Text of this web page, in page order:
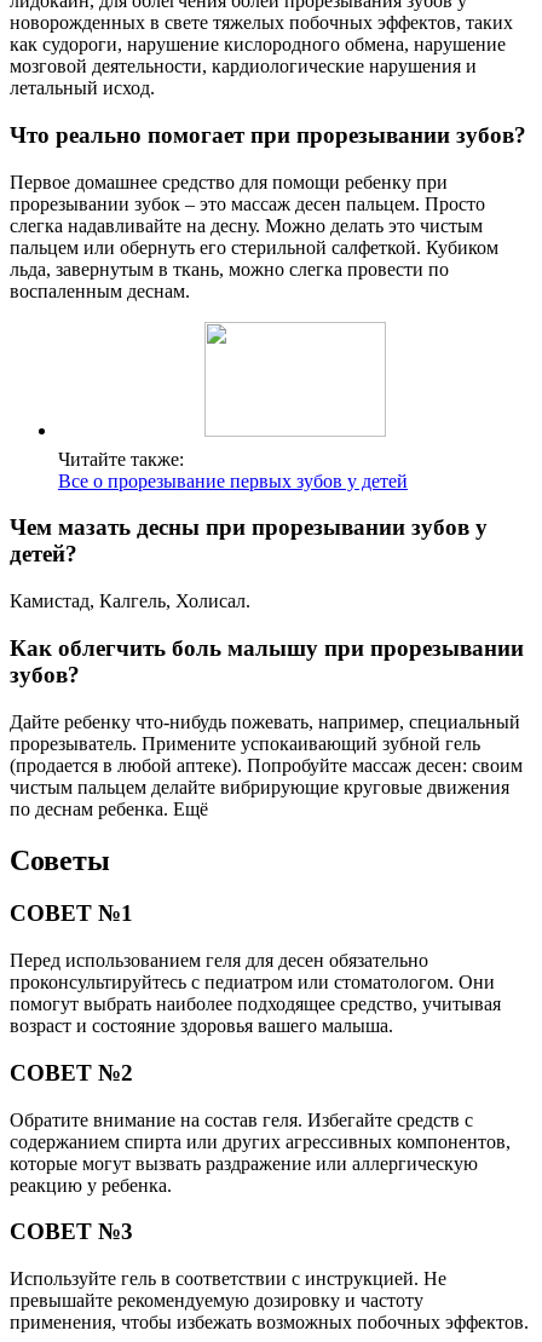
новорожденных в свете тяжелых побочных эффектов, таких
как судороги, нарушение кислородного обмена, нарушение
мозговой деятельности, кардиологические нарушения и
летальный исход.
Что реально помогает при прорезывании зубов?
Первое домашнее средство для помощи ребенку при
прорезывании зубок – это массаж десен пальцем. Просто
слегка надавливайте на десну. Можно делать это чистым
пальцем или обернуть его стерильной салфеткой. Кубиком
льда, завернутым в ткань, можно слегка провести по
воспаленным деснам.
Читайте также:
Все о прорезывание первых зубов у детей
Чем мазать десны при прорезывании зубов у
детей?
Камистад, Калгель, Холисал.
Как облегчить боль малышу при прорезывании
зубов?
Дайте ребенку что-нибудь пожевать, например, специальный
прорезыватель. Примените успокаивающий зубной гель
(продается в любой аптеке). Попробуйте массаж десен: своим
чистым пальцем делайте вибрирующие круговые движения
по деснам ребенка. Ещё
Советы
СОВЕТ №1
Перед использованием геля для десен обязательно
проконсультируйтесь с педиатром или стоматологом. Они
помогут выбрать наиболее подходящее средство, учитывая
возраст и состояние здоровья вашего малыша.
СОВЕТ №2
Обратите внимание на состав геля. Избегайте средств с
содержанием спирта или других агрессивных компонентов,
которые могут вызвать раздражение или аллергическую
реакцию у ребенка.
СОВЕТ №3
Используйте гель в соответствии с инструкцией. Не
превышайте рекомендуемую дозировку и частоту
применения, чтобы избежать возможных побочных эффектов.